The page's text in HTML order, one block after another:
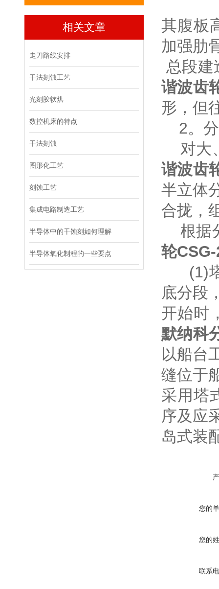
相关文章
走刀路线安排
干法刻蚀工艺
光刻胶软烘
数控机床的特点
干法刻蚀
图形化工艺
刻蚀工艺
集成电路制造工艺
半导体中的干蚀刻如何理解
半导体氧化制程的一些要点
其腹板
加强肋
总段建
谐波齿
形，但
2。分
对大
谐波齿
半立体
合拢，
根据
轮
(1)塔
底分段
开始时
默纳科
以船台
缝位于
采用塔
序及应
岛式装
您的
您的
联系